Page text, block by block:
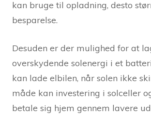
kan bruge til opladning, desto
besparelse.
Desuden er der mulighed for at
overskydende solenergi i et
kan lade elbilen, når solen ikke
måde kan investering i solceller
betale sig hjem gennem lavere